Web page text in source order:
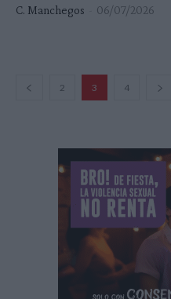
C. Manchegos 06/07/2026
2 3 4